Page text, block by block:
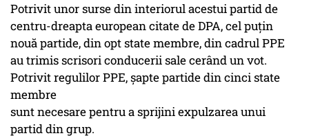
Potrivit unor surse din interiorul acestui partid de
centru-dreapta european citate de DPA, cel puţin
nouă partide, din opt state membre, din cadrul PPE
au trimis scrisori conducerii sale cerând un vot.
Potrivit regulilor PPE, şapte partide din cinci state
membre
sunt necesare pentru a sprijini expulzarea unui
partid din grup.